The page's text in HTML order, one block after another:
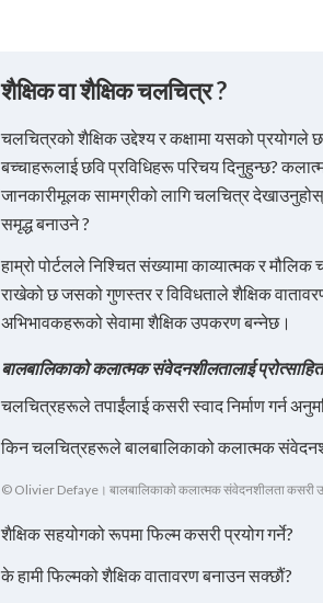
शैक्षिक वा शैक्षिक चलचित्र ?
चलचित्रको शैक्षिक उद्देश्य र कक्षामा यसको प्रयोगले
बच्चाहरूलाई छवि प्रविधिहरू परिचय दिनुहुन्छ?
जानकारीमूलक सामग्रीको लागि चलचित्र
समृद्ध बनाउने ?
हाम्रो पोर्टलले निश्चित संख्यामा काव्यात्मक र
राखेको छ जसको गुणस्तर र विविधताले शैक्षिक
अभिभावकहरूको सेवामा शैक्षिक उपकरण बन्नेछ।
बालबालिकाको कलात्मक संवेदनशीलतालाई प्रोत्साहित
चलचित्रहरूले तपाईंलाई कसरी स्वाद निर्माण गर्न
किन चलचित्रहरूले बालबालिकाको कलात्मक
© Olivier Defaye। बालबालिकाको कलात्मक संवेदनशीलता कसरी
शैक्षिक सहयोगको रूपमा फिल्म कसरी प्रयोग गर्ने?
के हामी फिल्मको शैक्षिक वातावरण बनाउन सक्छौं?